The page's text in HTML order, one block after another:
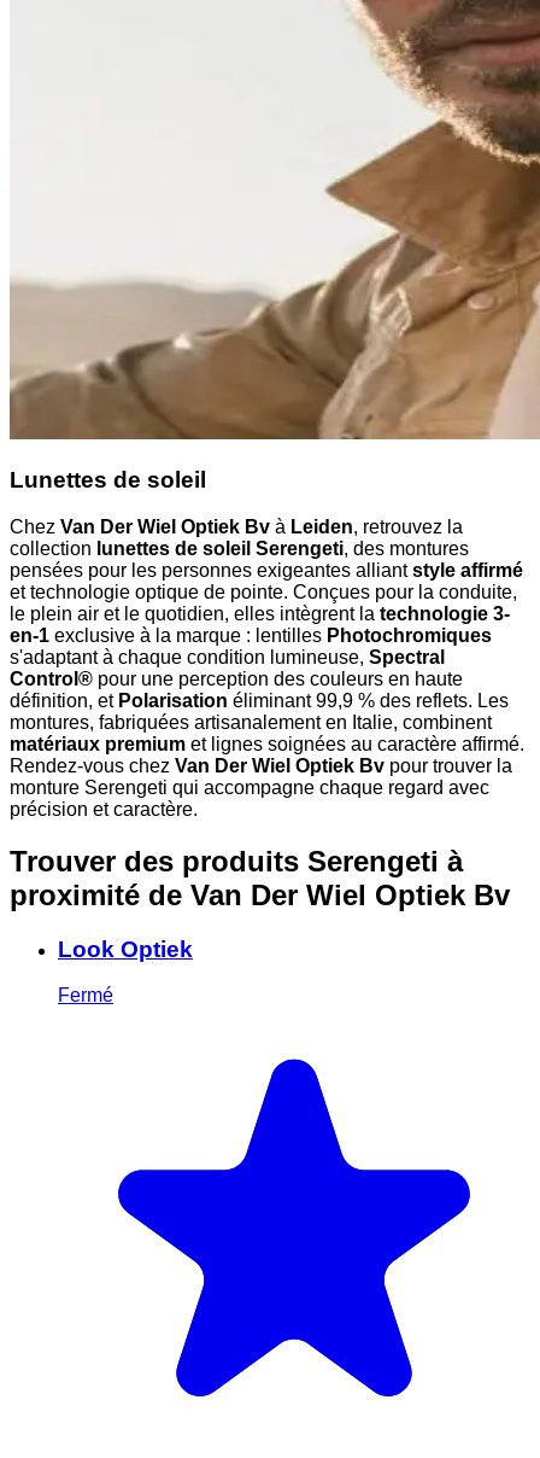
Lunettes de soleil
Chez Van Der Wiel Optiek Bv à Leiden, retrouvez la
collection lunettes de soleil Serengeti, des montures
pensées pour les personnes exigeantes alliantstyle affirmé
et technologie optique de pointe. Conçues pour la conduite,
le plein air et le quotidien, elles intègrent la technologie 3-
en-1 exclusive à la marque : lentilles Photochromiques
s'adaptant à chaque condition lumineuse, Spectral
Control® pour une perception des couleurs en haute
définition, et Polarisation éliminant 99,9 % des reflets. Les
montures, fabriquées artisanalement en Italie, combinent
matériaux premium et lignes soignées au caractère affirmé.
Rendez-vous chez Van Der Wiel Optiek Bv pour trouver la
monture Serengeti qui accompagne chaque regard avec
précision et caractère.
Trouver des produits Serengeti à
proximité de Van Der Wiel Optiek Bv
Look Optiek
Fermé